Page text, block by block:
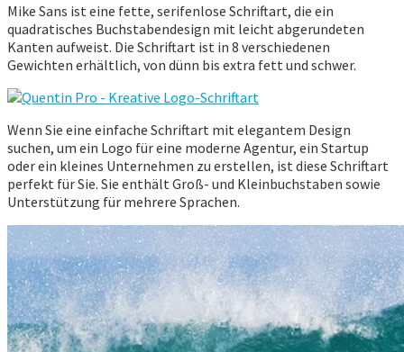
Mike Sans ist eine fette, serifenlose Schriftart, die ein
quadratisches Buchstabendesign mit leicht abgerundeten
Kanten aufweist. Die Schriftart ist in 8 verschiedenen
Gewichten erhältlich, von dünn bis extra fett und schwer.
Wenn Sie eine einfache Schriftart mit elegantem Design
suchen, um ein Logo für eine moderne Agentur, ein Startup
oder ein kleines Unternehmen zu erstellen, ist diese Schriftart
perfekt für Sie. Sie enthält Groß- und Kleinbuchstaben sowie
Unterstützung für mehrere Sprachen.